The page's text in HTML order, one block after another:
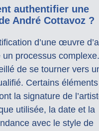
authentifier une
André Cottavoz ?
d’une œuvre
un processus complexe.
de se tourner vers
Certains
la signature de
utilisée, la date et la
avec le style de